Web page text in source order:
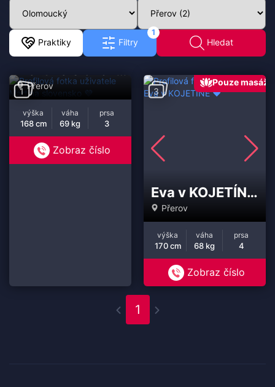
Praktiky
1
Filtry Hledat
1
Přerov
výška
168 cm
váha
69 kg
prsa
3
Zobraz číslo
Pouze masáž
3
Eva v KOJETÍNĚ ❤️
Přerov
výška
170 cm
váha
68 kg
prsa
4
Zobraz číslo
1